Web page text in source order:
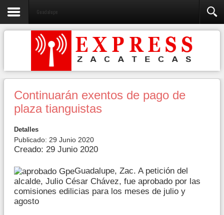
Guadalupe
Continuarán exentos de pago de
plaza tianguistas
Detalles
Publicado: 29 Junio 2020
Creado: 29 Junio 2020
Guadalupe, Zac. A petición del
alcalde, Julio César Chávez, fue aprobado por las
comisiones edilicias para los meses de julio y
agosto